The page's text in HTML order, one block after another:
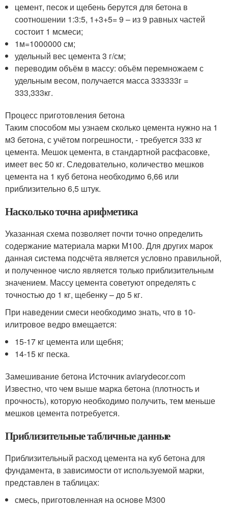
цемент, песок и щебень берутся для бетона в
соотношении 1:3:5, 1+3+5= 9 – из 9 равных частей
состоит 1 мсмеси;
1м=1000000 см;
удельный вес цемента 3 г/см;
переводим объём в массу: объём перемножаем с
удельным весом, получается масса 333333г =
333,333кг.
Процесс приготовления бетона
Таким способом мы узнаем сколько цемента нужно на 1
м3 бетона, с учётом погрешности, - требуется 333 кг
цемента. Мешок цемента, в стандартной расфасовке,
имеет вес 50 кг. Следовательно, количество мешков
цемента на 1 куб бетона необходимо 6,66 или
приблизительно 6,5 штук.
Насколько точна арифметика
Указанная схема позволяет почти точно определить
содержание материала марки М100. Для других марок
данная система подсчёта является условно правильной,
и полученное число является только приблизительным
значением. Массу цемента советуют определять с
точностью до 1 кг, щебенку – до 5 кг.
При наведении смеси необходимо знать, что в 10-
илитровое ведро вмещается:
15-17 кг цемента или щебня;
14-15 кг песка.
Замешивание бетона Источник aviarydecor.com
Известно, что чем выше марка бетона (плотность и
прочность), которую необходимо получить, тем меньше
мешков цемента потребуется.
Приблизительные табличные данные
Приблизительный расход цемента на куб бетона для
фундамента, в зависимости от используемой марки,
представлен в таблицах:
смесь, приготовленная на основе М300